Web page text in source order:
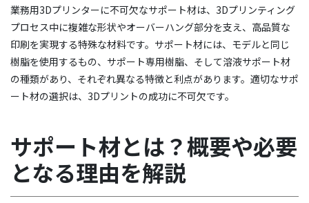
業務用3Dプリンターに不可欠なサポート材は、3Dプリンティング
プロセス中に複雑な形状やオーバーハング部分を支え、高品質な
印刷を実現する特殊な材料です。サポート材には、モデルと同じ
樹脂を使用するもの、サポート専用樹脂、そして溶液サポート材
の種類があり、それぞれ異なる特徴と利点があります。適切なサポ
ート材の選択は、3Dプリントの成功に不可欠です。
サポート材とは？概要や必要
となる理由を解説